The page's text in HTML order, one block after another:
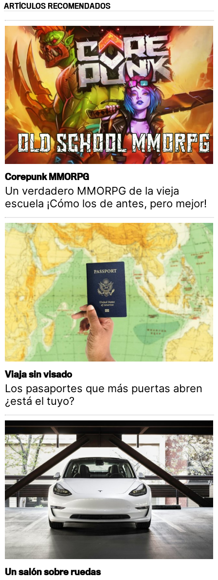
ARTÍCULOS RECOMENDADOS
Corepunk MMORPG
Un verdadero MMORPG de la vieja
escuela ¡Cómo los de antes, pero mejor!
Viaja sin visado
Los pasaportes que más puertas abren
¿está el tuyo?
Un salón sobre ruedas